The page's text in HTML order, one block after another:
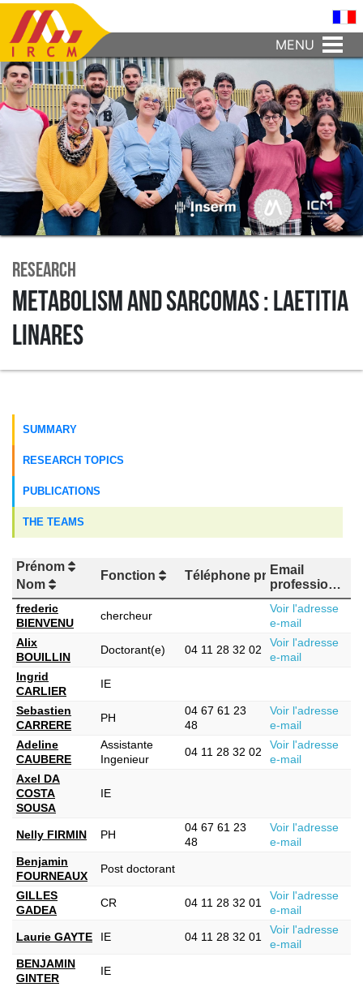
MENU
Research
Metabolism and sarcomas : Laetitia
Linares
SUMMARY
RESEARCH TOPICS
PUBLICATIONS
THE TEAMS
Prénom
Nom
Fonction Téléphone professionnel
Email
professionnel
frederic
BIENVENU
chercheur
Voir l'adresse
e-mail
Alix
BOUILLIN
Doctorant(e) 04 11 28 32 02
Voir l'adresse
e-mail
Ingrid
CARLIER
IE
Sebastien
CARRERE
PH
04 67 61 23
48
Voir l'adresse
e-mail
Adeline
CAUBERE
Assistante
Ingenieur
04 11 28 32 02
Voir l'adresse
e-mail
Axel DA
COSTA
SOUSA
IE
Nelly FIRMIN PH
04 67 61 23
48
Voir l'adresse
e-mail
Benjamin
FOURNEAUX
Post doctorant
GILLES
GADEA
CR 04 11 28 32 01
Voir l'adresse
e-mail
Laurie GAYTE IE 04 11 28 32 01
Voir l'adresse
e-mail
BENJAMIN
GINTER
IE